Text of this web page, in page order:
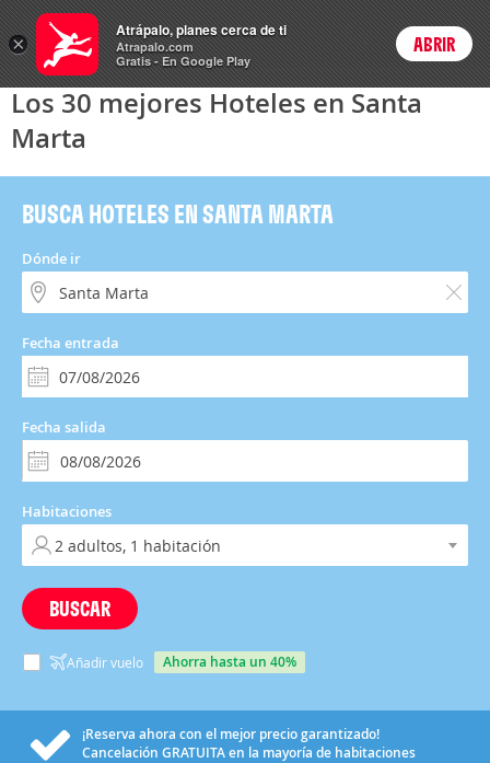
Hoteles Login
Los 30 mejores Hoteles en Santa
Marta
BUSCA HOTELES EN SANTA MARTA
Dónde ir
Fecha entrada
Fecha salida
Habitaciones
BUSCAR
Añadir vuelo ahorra hasta un 40%
¡Reserva ahora con el mejor precio garantizado!
Cancelación GRATUITAen la mayoría de habitaciones
×
Atrápalo, planes cerca de ti
Atrapalo.com
Gratis - En Google Play
ABRIR